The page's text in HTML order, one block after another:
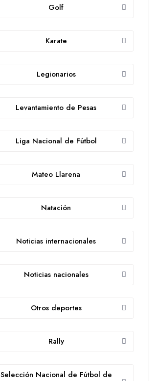
Golf
Karate
Legionarios
Levantamiento de Pesas
Liga Nacional de Fútbol
Mateo Llarena
Natación
Noticias internacionales
Noticias nacionales
Otros deportes
Rally
Selección Nacional de Fútbol de